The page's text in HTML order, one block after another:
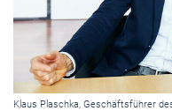
Klaus Plaschka, Geschäftsführer